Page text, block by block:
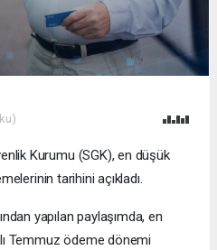
Kurumu (SGK), en düşük
tarihini açıkladı.
yapılan paylaşımda, en
Temmuz ödeme dönemi